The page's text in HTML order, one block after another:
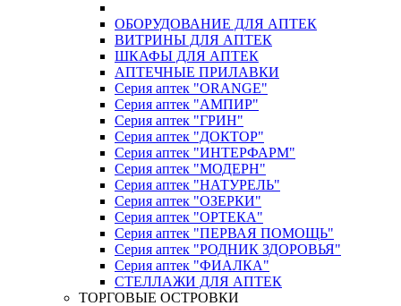
ОБОРУДОВАНИЕ ДЛЯ АПТЕК
ВИТРИНЫ ДЛЯ АПТЕК
ШКАФЫ ДЛЯ АПТЕК
АПТЕЧНЫЕ ПРИЛАВКИ
Серия аптек "ORANGE"
Серия аптек "АМПИР"
Серия аптек "ГРИН"
Серия аптек "ДОКТОР"
Серия аптек "ИНТЕРФАРМ"
Серия аптек "МОДЕРН"
Серия аптек "НАТУРЕЛЬ"
Серия аптек "ОЗЕРКИ"
Серия аптек "ОРТЕКА"
Серия аптек "ПЕРВАЯ ПОМОЩЬ"
Серия аптек "РОДНИК ЗДОРОВЬЯ"
Серия аптек "ФИАЛКА"
СТЕЛЛАЖИ ДЛЯ АПТЕК
ТОРГОВЫЕ ОСТРОВКИ